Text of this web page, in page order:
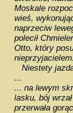
Moskale
wieś,
naprzeciw
polecił
Otto, który
Niestety
...
... na lewym
lasku, bój
przerwała